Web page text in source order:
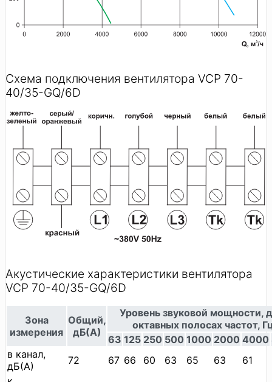
Схема подключения вентилятора VCP 70-
40/35-GQ/6D
Акустические характеристики вентилятора
VCP 70-40/35-GQ/6D
Зона
измерения
Общий,
дБ(А)
Уровень звуковой мощности,
октавных полосах частот,
63 125 250 500 1000 2000 4000
в канал,
дБ(А)
72 67 66 60 63 65 63 61